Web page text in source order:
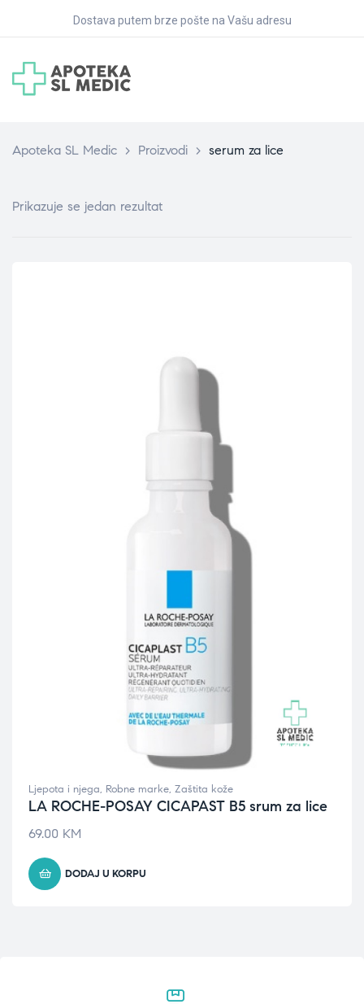
Dostava putem brze pošte na Vašu adresu
Apoteka SL Medic > Proizvodi > serum za lice
Prikazuje se jedan rezultat
Ljepota i njega, Robne marke, Zaštita kože
LA ROCHE-POSAY CICAPAST B5 srum za lice
69.00 KM
DODAJ U KORPU